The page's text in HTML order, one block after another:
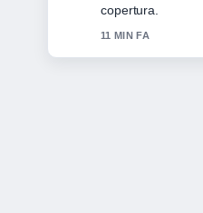
copertura.
11 MIN FA